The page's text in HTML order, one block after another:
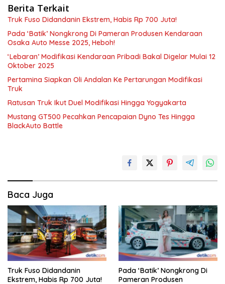
Berita Terkait
Truk Fuso Didandanin Ekstrem, Habis Rp 700 Juta!
Pada ‘Batik’ Nongkrong Di Pameran Produsen Kendaraan
Osaka Auto Messe 2025, Heboh!
‘Lebaran’ Modifikasi Kendaraan Pribadi Bakal Digelar Mulai 12
Oktober 2025
Pertamina Siapkan Oli Andalan Ke Pertarungan Modifikasi
Truk
Ratusan Truk Ikut Duel Modifikasi Hingga Yogyakarta
Mustang GT500 Pecahkan Pencapaian Dyno Tes Hingga
BlackAuto Battle
Baca Juga
Truk Fuso Didandanin
Ekstrem, Habis Rp 700 Juta!
Pada ‘Batik’ Nongkrong Di
Pameran Produsen